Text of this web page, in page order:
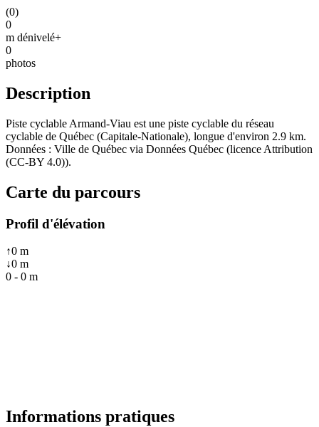
(0)
0
m dénivelé+
0
photos
Description
Piste cyclable Armand-Viau est une piste cyclable du réseau
cyclable de Québec (Capitale-Nationale), longue d'environ 2.9 km.
Données : Ville de Québec via Données Québec (licence Attribution
(CC-BY 4.0)).
Carte du parcours
Profil d'élévation
↑0 m
↓0 m
0 - 0 m
Informations pratiques